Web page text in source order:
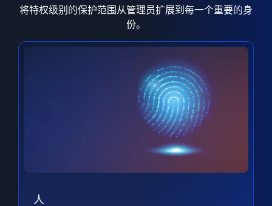
将特权级别的保护范围从管理员扩展到每一个重要的身
份。
人